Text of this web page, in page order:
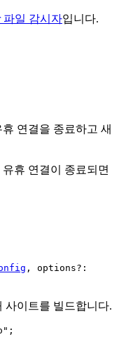
파일 감시자입니다.
연결을 종료하고 새
휴 연결이 종료되면
, options?:
사이트를 빌드합니다.
" ;